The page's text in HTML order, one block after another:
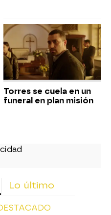
Torres se cuela en un
funeral en plan misión
Lo último